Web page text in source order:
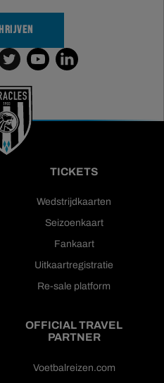
TICKETS
Wedstrijdkaarten
Seizoenkaart
Fankaart
Uitkaartregistratie
Re-sale platform
OFFICIAL TRAVEL
PARTNER
Voetbalreizen.com